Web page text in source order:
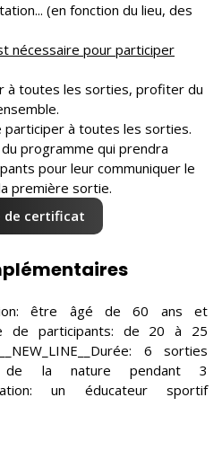
(en fonction du lieu, des
nécessaire pour participer
à toutes les sorties, profiter du
participer à toutes les sorties.
programme qui prendra
pour leur communiquer le
première sortie.
de certificat
être âgé de 60 ans et
de participants: de 20 à 25
6 sorties
de la nature pendant 3
un éducateur sportif